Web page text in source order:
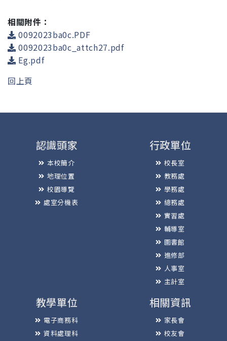
相關附件：
0092023ba0c.PDF
0092023ba0c_attch27.pdf
Eg.pdf
回上頁
認識頭家
本校簡介
地理位置
校園導覽
處室分機表
行政單位
校長室
教務處
學務處
總務處
實習處
輔導室
圖書館
進修部
人事室
主計室
教學單位
電子商務科
資料處理科
相關資訊
家長會
校友會